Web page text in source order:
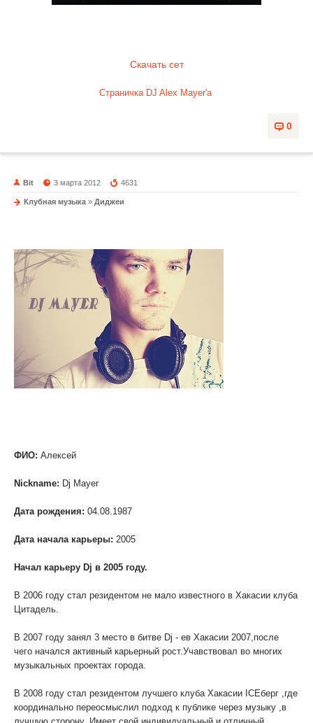
Скачать сет
Страничка DJ Alex Mayer'a
0
Bit 3 марта 2012 4631
Клубная музыка » Диджеи
ФИО: Алексей
Nickname: Dj Mayer
Дата рождения: 04.08.1987
Дата начала карьеры: 2005
Начал карьеру Dj в 2005 году.
В 2006 году стал резидентом не мало известного в Хакасии клуба
Цитадель.
В 2007 году занял 3 место в битве Dj - ев Хакасии 2007,после
чего начался активный карьерный рост.Учавствовал во многих
музыкальных проектах города.
В 2008 году стал резидентом лучшего клуба Хакасии ICEберг ,где
координально переосмыслил подход к публике через музыку ,в